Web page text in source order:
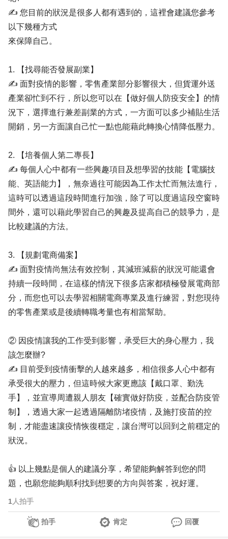
✍ 您目前的狀況是很多人都有遇到的，這裡會建議您參考
以下幾種方式
來保障自己。
1. 【找尋能否發展副業】
✍ 面對疫情的影響，零售產業部分影響很大，但貨運外送
產業卻忙到不行，所以您可以在【做好個人防疫安全】的情
況下，選擇進行兼差副業的方式，一方面可以多少補貼生活
開銷，另一方面讓自己忙一點也能藉此轉換心情降低壓力。
2. 【培養個人第二專長】
✍ 每個人心中都有一些興趣項目及想學習的技能【電腦技
能、英語能力】，無奈過往可能因為工作太忙而無法進行，
這時可以透過這段時間進行加強，除了可以度過這段空窗時
間外，還可以藉此學習自己的興趣及提高自己的競爭力，是
比較建議的方法。
3. 【規劃電商備案】
✍ 面對疫情尚無法有效控制，其減班減薪的狀況可能還會
持續一段時間，在這樣的情況下很多店家都積極發展電商部
分，而您也可以去學習相關電商專業及進行練習，對您現待
的零售產業或是後續轉職考量也有相當幫助。
② 因疫情讓我的工作受到影響，承受巨大的身心壓力，我
該怎麼辦?
✍ 目前受到疫情衝擊的人越來越多，相信很多人心中都有
承受很大的壓力，但這時候大家更應該【戴口罩、勤洗
手】，並宣導周遭親人朋友【確實做好防疫，並配合防疫管
制】，透過大家一起透過隔離防堵疫情，及施打疫苗的控
制，才能盡速讓疫情恢復穩定，讓台灣可以回到之前穩定的
狀況。
👍 以上幾點是個人的建議分享，希望能夠解答到您的問
題，也願您能夠順利找到想要的方向與答案，祝好運。
1 人拍手
拍手 肯定 回覆